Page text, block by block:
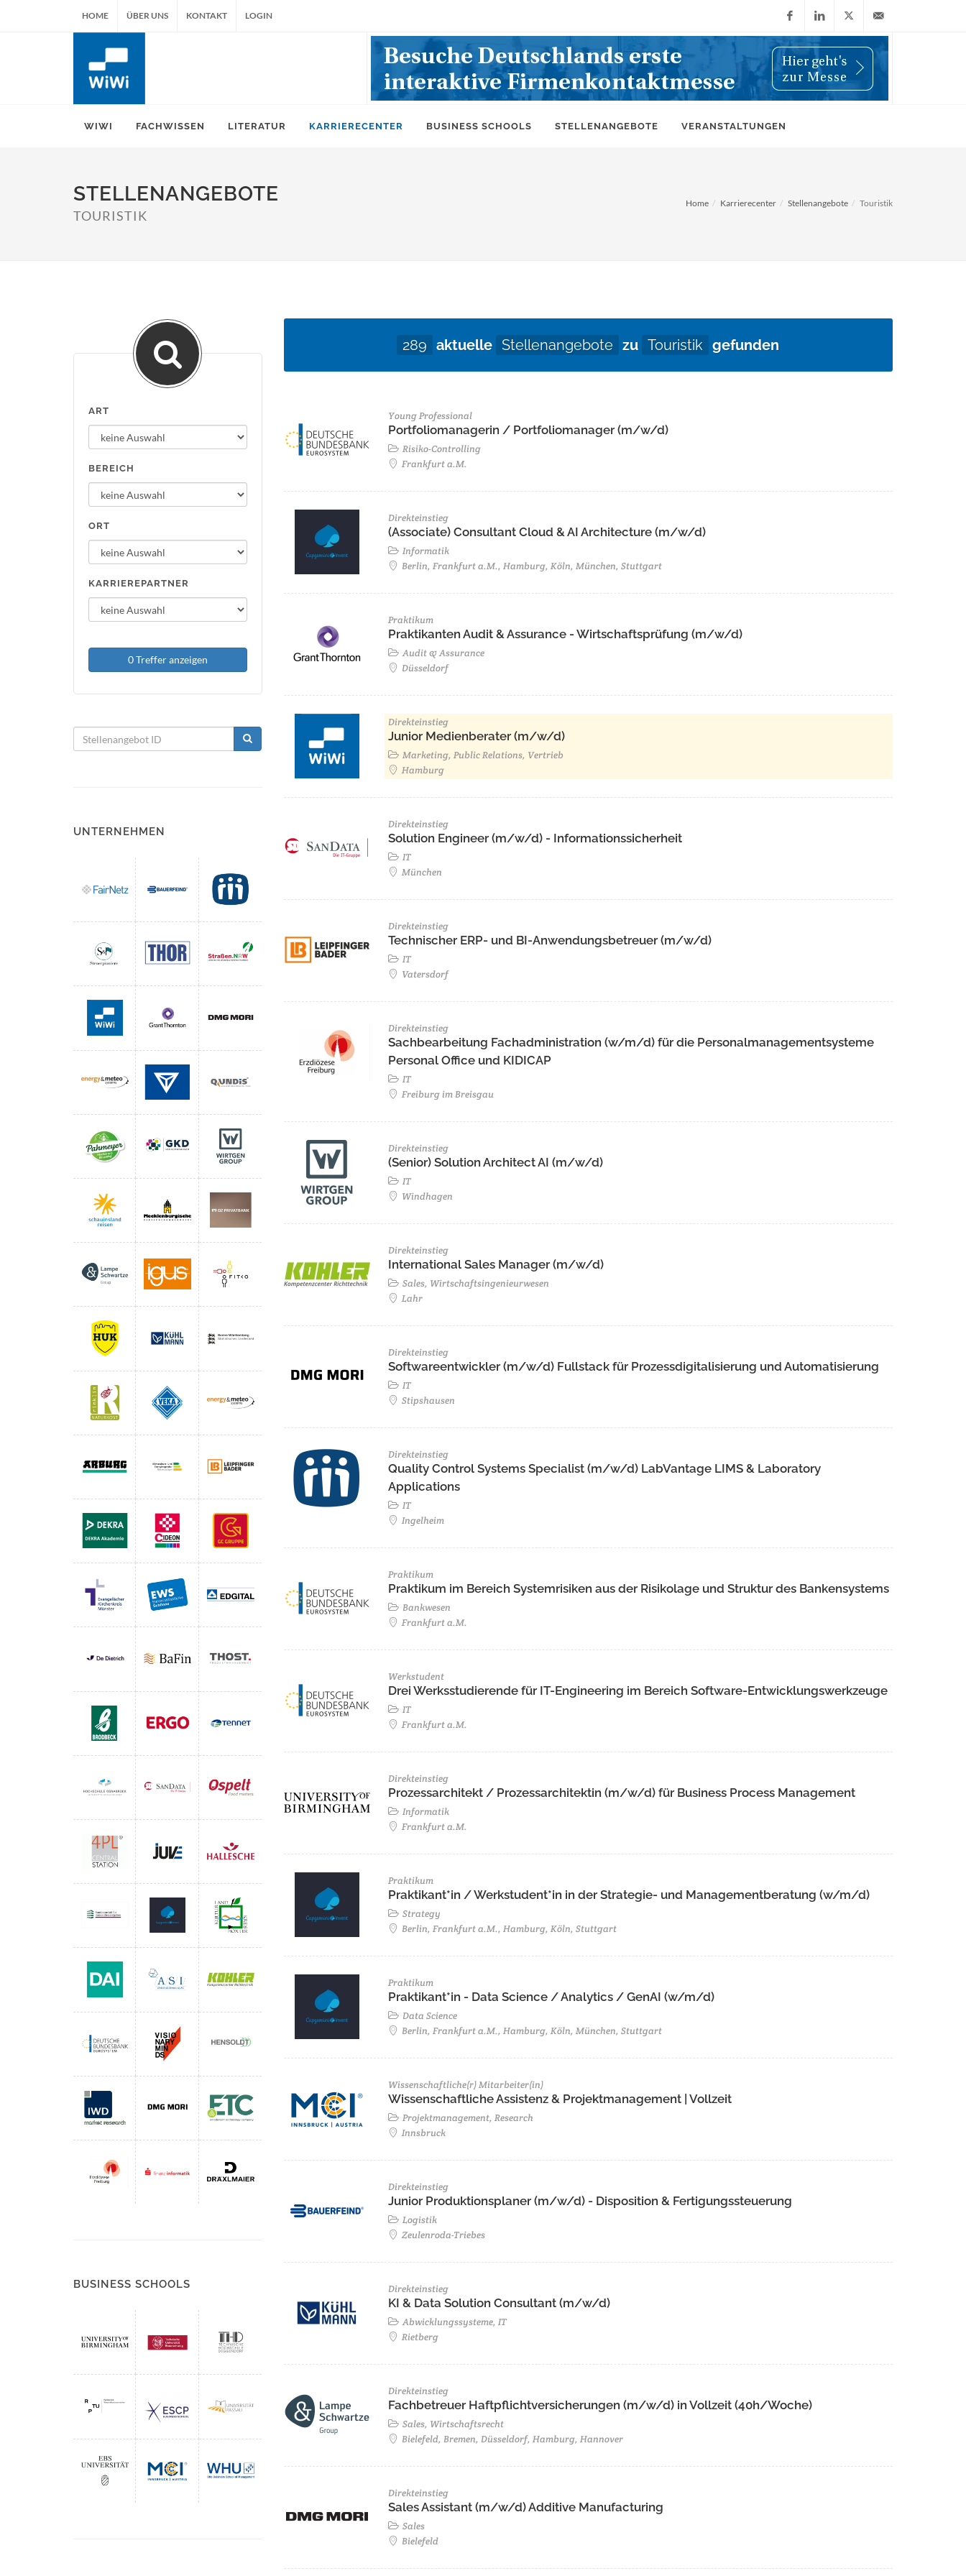
HOME ÜBER UNS KONTAKT LOGIN
FacebookLinkedIn
X
(Twitter)
info@wiwi-
WIWI FACHWISSEN LITERATUR KARRIERECENTER BUSINESS SCHOOLS STELLENANGEBOTE VERANSTALTUNGEN
STELLENANGEBOTE
TOURISTIK
Home Karrierecenter Stellenangebote Touristik
ART
BEREICH
ORT
KARRIEREPARTNER
0 Treffer anzeigen
UNTERNEHMEN
BUSINESS SCHOOLS
289 aktuelle Stellenangebote zu Touristik gefunden
Young Professional
Portfoliomanagerin / Portfoliomanager (m/w/d)
Risiko-Controlling
Frankfurt a.M.
Direkteinstieg
(Associate) Consultant Cloud & AI Architecture (m/w/d)​ ​
Informatik
Berlin, Frankfurt a.M., Hamburg, Köln, München, Stuttgart
Praktikum
Praktikanten Audit & Assurance - Wirtschaftsprüfung (m/w/d)
Audit & Assurance
Düsseldorf
Direkteinstieg
Junior Medienberater (m/w/d)
Marketing, Public Relations, Vertrieb
Hamburg
Direkteinstieg
Solution Engineer (m/w/d) - Informationssicherheit
IT
München
Direkteinstieg
Technischer ERP- und BI-Anwendungsbetreuer (m/w/d)
IT
Vatersdorf
Direkteinstieg
Sachbearbeitung Fachadministration (w/m/d) für die Personalmanagementsysteme
Personal Office und KIDICAP
IT
Freiburg im Breisgau
Direkteinstieg
(Senior) Solution Architect AI (m/w/d)
IT
Windhagen
Direkteinstieg
International Sales Manager (m/w/d)
Sales, Wirtschaftsingenieurwesen
Lahr
Direkteinstieg
Softwareentwickler (m/w/d) Fullstack für Prozessdigitalisierung und Automatisierung
IT
Stipshausen
Direkteinstieg
Quality Control Systems Specialist (m/w/d) LabVantage LIMS & Laboratory
Applications
IT
Ingelheim
Praktikum
Praktikum im Bereich Systemrisiken aus der Risikolage und Struktur des Bankensystems
Bankwesen
Frankfurt a.M.
Werkstudent
Drei Werksstudierende für IT-Engineering im Bereich Software-Entwicklungswerkzeuge
IT
Frankfurt a.M.
Direkteinstieg
Prozessarchitekt / Prozessarchitektin (m/w/d) für Business Process Management
Informatik
Frankfurt a.M.
Praktikum
Praktikant*in / Werkstudent*in in der Strategie- und Managementberatung (w/m/d)
Strategy
Berlin, Frankfurt a.M., Hamburg, Köln, Stuttgart
Praktikum
Praktikant*in - Data Science / Analytics / GenAI (w/m/d)
Data Science
Berlin, Frankfurt a.M., Hamburg, Köln, München, Stuttgart
Wissenschaftliche(r) Mitarbeiter(in)
Wissenschaftliche Assistenz & Projektmanagement | Vollzeit
Projektmanagement, Research
Innsbruck
Direkteinstieg
Junior Produktionsplaner (m/w/d) - Disposition & Fertigungssteuerung
Logistik
Zeulenroda-Triebes
Direkteinstieg
KI & Data Solution Consultant (m/w/d)
Abwicklungssysteme, IT
Rietberg
Direkteinstieg
Fachbetreuer Haftpflichtversicherungen (m/w/d) in Vollzeit (40h/Woche)
Sales, Wirtschaftsrecht
Bielefeld, Bremen, Düsseldorf, Hamburg, Hannover
Direkteinstieg
Sales Assistant (m/w/d) Additive Manufacturing
Sales
Bielefeld